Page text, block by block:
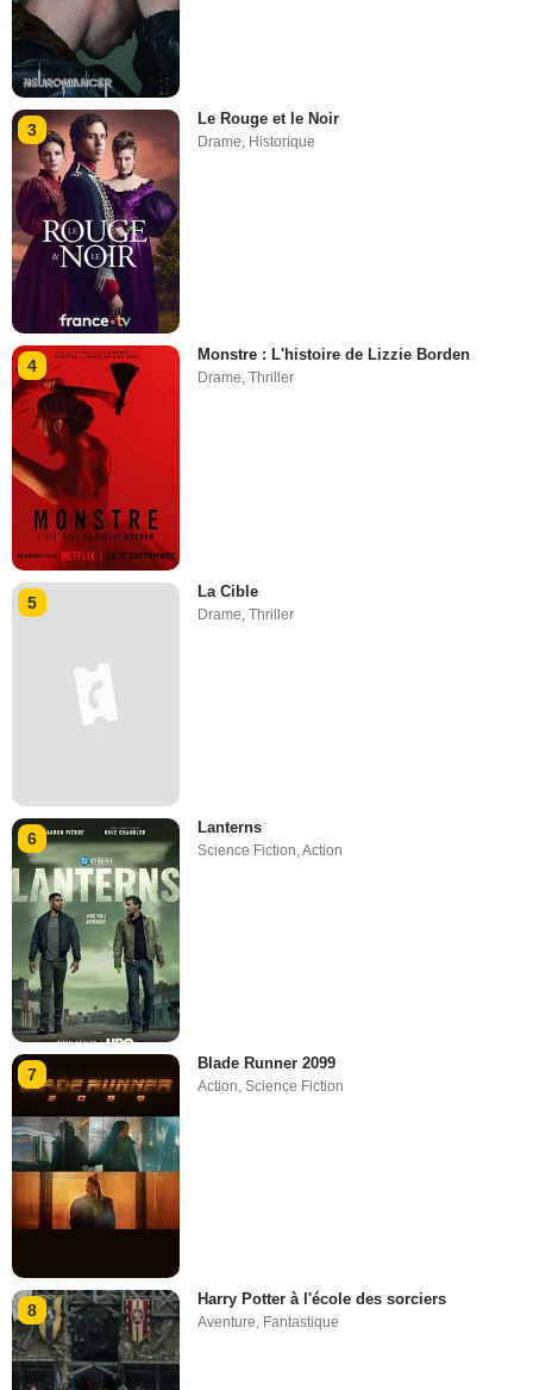
3
Le Rouge et le Noir
Drame, Historique
4
Monstre : L'histoire de Lizzie Borden
Drame,Thriller
5
La Cible
Drame ,Thriller
6
Lanterns
Science Fiction,Action
7
Blade Runner 2099
Action,Science Fiction
8
Harry Potter à l'école des sorciers
Aventure, Fantastique